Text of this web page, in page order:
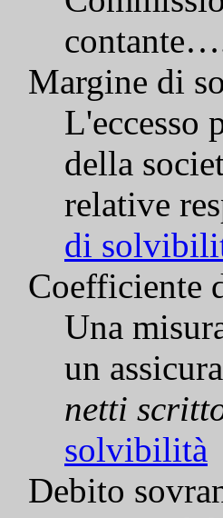
Margine di
L'eccesso
della
relative
di
Coefficiente
Una
un
netti
solvibilità
Debito